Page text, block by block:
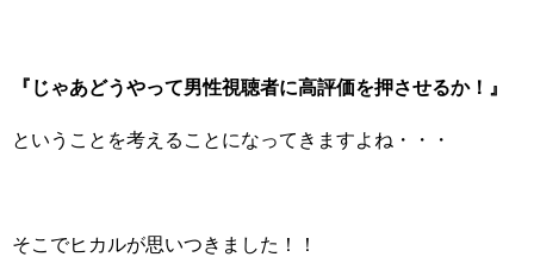
『じゃあどうやって男性視聴者に高評価を押させるか！』
ということを考えることになってきますよね・・・
そこでヒカルが思いつきました！！